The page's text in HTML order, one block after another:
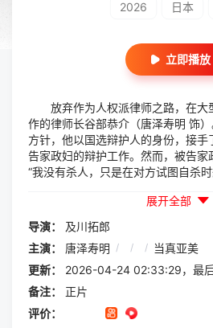
2026 日本
立即播放
放弃作为人权派律师之路，在大
作的律师长谷部恭介（唐泽寿明 饰
方针，他以国选辩护人的身份，接
告家政妇的辩护工作。然而，被告家
“我没有杀人，只是在对方试图自
（当真亚美 饰）。长谷部得知希美
不断前去拜访，他逐渐与她拉近距离
上，却不得不以证人与辩护人的身
展开全部
导演：
及川拓郎
主演：
唐泽寿明 / / / 当真亚美
更新：
2026-04-24 02:33:29，最
备注：
正片
评价：